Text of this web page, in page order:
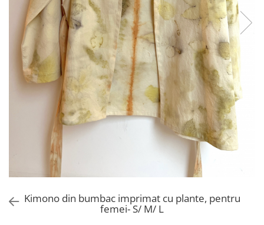
Veste
Tricouri
Veste
Kimono din bumbac imprimat cu plante, pentru
femei- S/ M/ L